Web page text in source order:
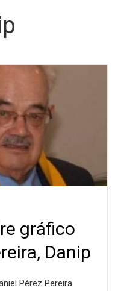
gráfico
Danip
Pérez Pereira